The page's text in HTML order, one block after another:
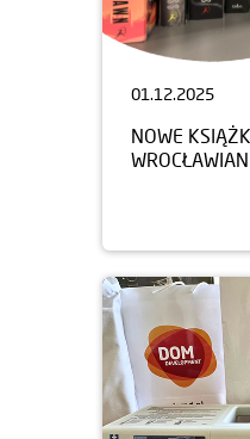
01.12.2025
NOWE
WROCŁAWIAN